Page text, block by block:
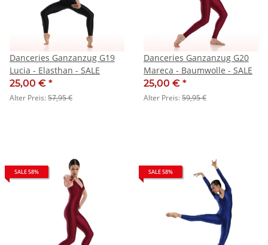
Danceries Ganzanzug G19
Lucia - Elasthan - SALE
25,00 € *
Alter Preis:57,95 €
Danceries Ganzanzug G20
Mareca - Baumwolle - SALE
25,00 € *
Alter Preis:59,95 €
SALE 58% SALE 58%